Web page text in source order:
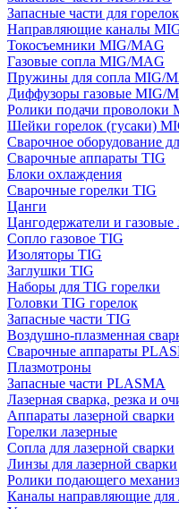
Запасные части для
Направляющие каналы
Токосъемники MIG/MAG
Газовые сопла MIG/MAG
Пружины для сопла MIG/
Диффузоры газовые MIG/
Ролики подачи проволоки
Шейки горелок (гусаки)
Сварочное оборудование
Сварочные аппараты TIG
Блоки охлаждения
Сварочные горелки TIG
Цанги
Цангодержатели и газовые
Сопло газовое TIG
Изоляторы TIG
Заглушки TIG
Наборы для TIG горелки
Головки TIG горелок
Запасные части TIG
Воздушно-плазменная
Сварочные аппараты
Плазмотроны
Запасные части PLASMA
Лазерная сварка, резка и
Аппараты лазерной сварки
Горелки лазерные
Сопла для лазерной сварки
Линзы для лазерной сварки
Ролики подающего
Каналы направляющие для